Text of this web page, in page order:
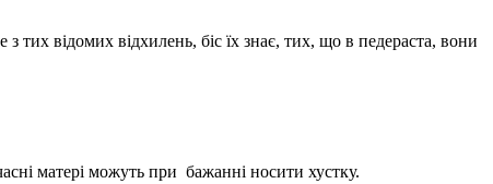
тих відомих відхилень, біс їх знає, тих, що в педераста, вони
матері можуть при бажанні носити хустку.